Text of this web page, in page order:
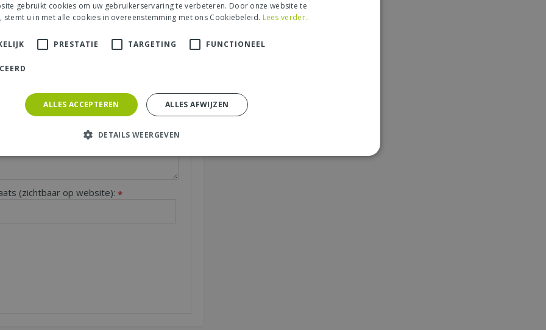
recensie over het artikel
een Nationale Tuinbon ter waarde van €
de service of levering van uw
product, de look & feel en belangrijke
(zichtbaar op website): *
gebruikt cookies om uw gebruikerservaring te verbeteren. Door onze website te
stemt u in met alle cookies in overeenstemming met ons Cookiebeleid. Lees verder..
PRESTATIE TARGETING FUNCTIONEEL
ALLES ACCEPTEREN ALLES AFWIJZEN
DETAILS WEERGEVEN